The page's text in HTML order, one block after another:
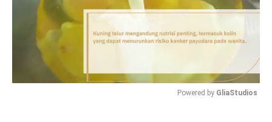
Powered by GliaStudios